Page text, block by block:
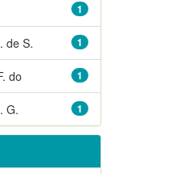
1
1
de S.
1
do
1
G.